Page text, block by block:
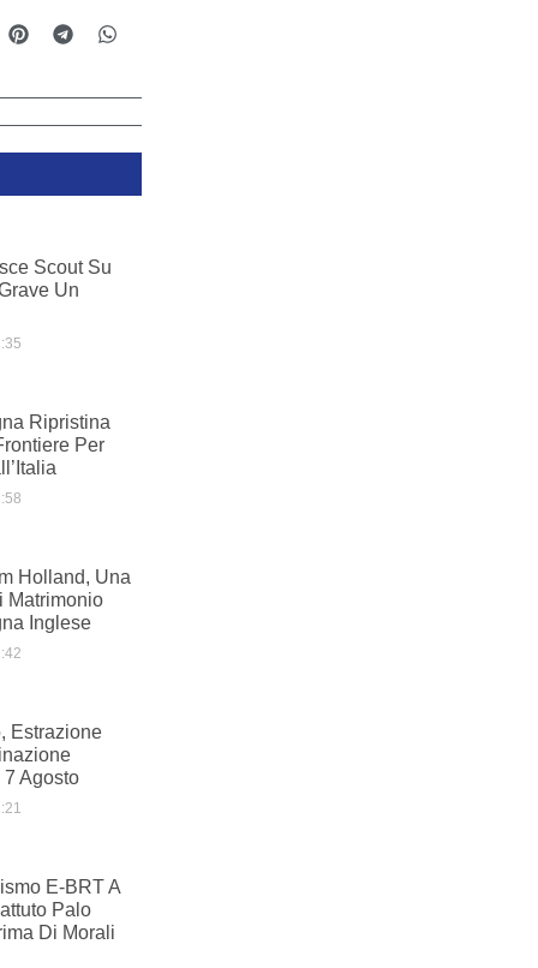
Scout Su
Un
Ripristina
Per
Holland, Una
Matrimonio
Inglese
Estrazione
Agosto
E-BRT A
Palo
Di Morali